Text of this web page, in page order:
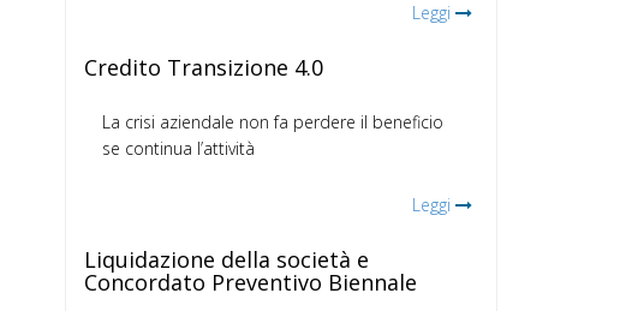
Leggi
Credito Transizione 4.0
La crisi aziendale non fa perdere il beneficio
se continua l’attività
Leggi
Liquidazione della società e
Concordato Preventivo Biennale